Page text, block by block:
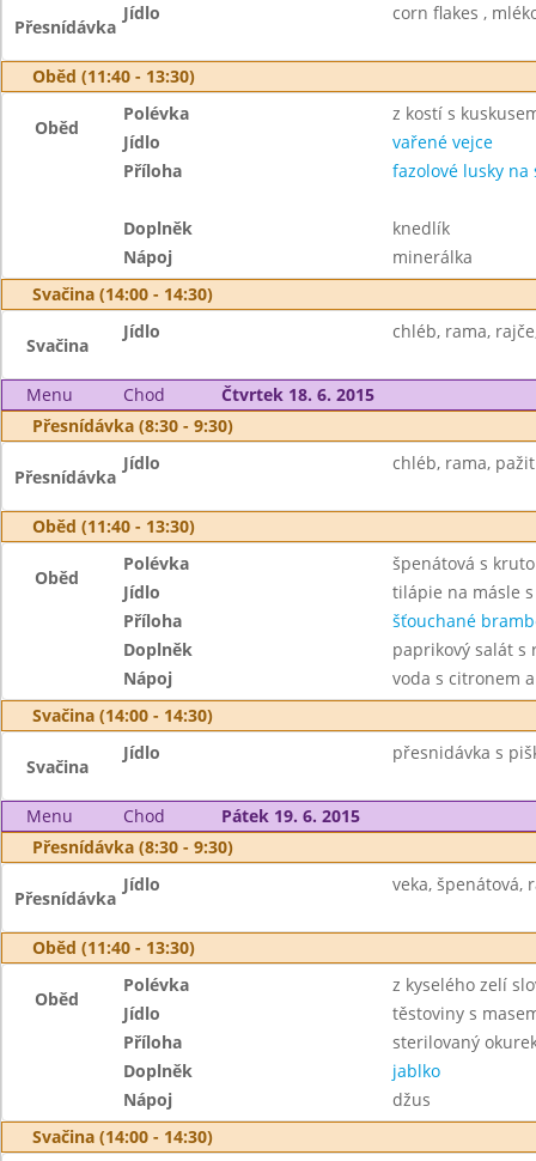
Přesnídávka
Jídlo corn flakes ,
Oběd (11:40 - 13:30)
Oběd
Polévka
z kostí s
Jídlo
vařené vejce
Příloha
fazolové lusky na
Doplněk
knedlík
Nápoj
minerálka
Svačina (14:00 - 14:30)
Svačina
Jídlo chléb, rama,
Menu Chod
Čtvrtek 18. 6. 2015
Přesnídávka (8:30 - 9:30)
Přesnídávka
Jídlo chléb, rama,
Oběd (11:40 - 13:30)
Oběd
Polévka
špenátová s
Jídlo
tilápie na másle
Příloha
šťouchané
Doplněk
paprikový salát s
Nápoj
voda s citronem
Svačina (14:00 - 14:30)
Svačina
Jídlo přesnidávka s
Menu Chod
Pátek 19. 6. 2015
Přesnídávka (8:30 - 9:30)
Přesnídávka
Jídlo veka, špenátová,
Oběd (11:40 - 13:30)
Oběd
Polévka
z kyselého zelí
Jídlo
těstoviny s
Příloha
sterilovaný
Doplněk
jablko
Nápoj
džus
Svačina (14:00 - 14:30)